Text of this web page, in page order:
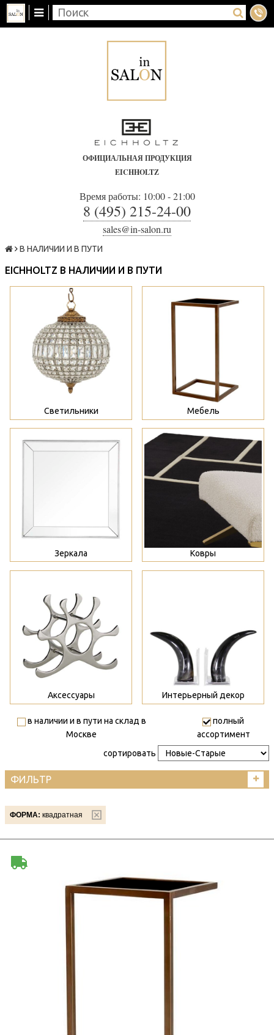
ОФИЦИАЛЬНАЯ ПРОДУКЦИЯ
EICHHOLTZ
Время работы: 10:00 - 21:00
8 (495) 215-24-00
sales@in-salon.ru
В НАЛИЧИИ И В ПУТИ
EICHHOLTZ В НАЛИЧИИ И В ПУТИ
>
Светильники Мебель
Зеркала
>
Ковры
Аксессуары Интерьерный декор
в наличии и в пути на склад в
Москве
полный
ассортимент
сортировать
ФИЛЬТР
ФОРМА: квадратная